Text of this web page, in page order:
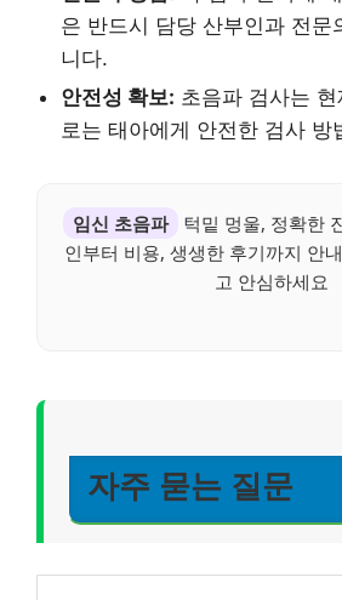
은 반드시 담당 산부인과 전문
니다.
안전성 확보: 초음파 검사는
로는 태아에게 안전한 검사 방
임신 초음파
턱밑 멍울, 정확한
인부터 비용, 생생한 후기까지 안
고 안심하세요
자주 묻는 질문